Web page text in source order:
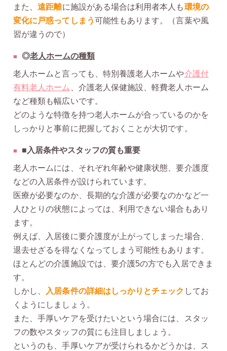
また、遠距離に施設がある場合は利用者本人も環境の
変化に戸惑ってしまう可能性もあります。（言葉や風
習が違うので）
◎老人ホームの種類
老人ホームと言っても、特別養護老人ホームや介護付
有料老人ホーム
、介護老人保健施設、軽費老人ホーム
など種類も幅広いです。
どのような特徴を持つ老人ホームが合っているのかを
しっかりと事前に把握しておくことが大切です。
■入居条件やスタッフの質も重要
老人ホームには、それぞれ年齢や健康状態、要介護度
などの入居条件が設けられています。
医療が必要なのか、長期的な介護が必要なのかなど一
人ひとりの状態によっては、利用できない場合もあり
ます。
例えば、入居後に要介護度が上がってしまった場合、
退去せざるを得なくなってしまう可能性もあります。
ほとんどの介護施設では、要介護5の方でも入居できま
す。
しかし、
入居条件の詳細はしっかりとチェック してお
くようにしましょう。
また、手厚いケアを受けたいという場合には、スタッ
フの数やスタッフの質にも注目しましょう。
というのも、手厚いケアが受けられるかどうかは、ス